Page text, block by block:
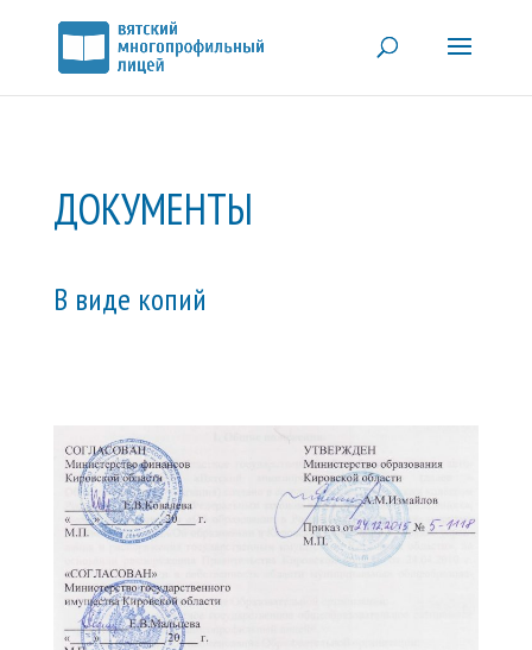
ДОКУМЕНТЫ
В виде копий